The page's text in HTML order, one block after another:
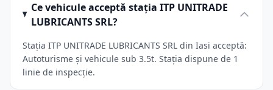
Ce vehicule acceptă stația ITP UNITRADE
LUBRICANTS SRL?
Stația ITP UNITRADE LUBRICANTS SRL din Iasi acceptă:
Autoturisme și vehicule sub 3.5t. Stația dispune de 1
linie de inspecție.